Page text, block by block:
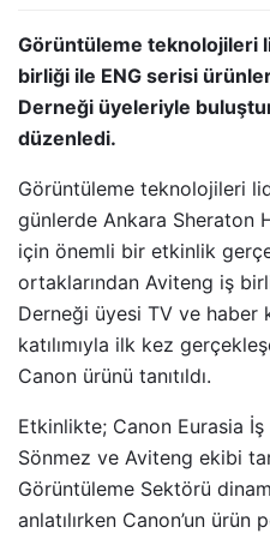
Görüntüleme teknolojileri
birliği ile ENG serisi
Derneği üyeleriyle
düzenledi.
Görüntüleme teknolojileri
günlerde Ankara Sheraton
için önemli bir etkinlik
ortaklarından Aviteng iş
Derneği üyesi TV ve haber
katılımıyla ilk kez
Canon ürünü tanıtıldı.
Etkinlikte; Canon Eurasia
Sönmez ve Aviteng ekibi
Görüntüleme Sektörü
anlatılırken Canon’un